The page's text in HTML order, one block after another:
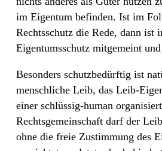
im Eigentum befinden. Ist im
Rechtsschutz die Rede, dann ist
Eigentumsschutz mitgemeint
Besonders schutzbedürftig ist
menschliche Leib, das Leib-
einer schlüssig-human
Rechtsgemeinschaft darf der
ohne die freie Zustimmung des